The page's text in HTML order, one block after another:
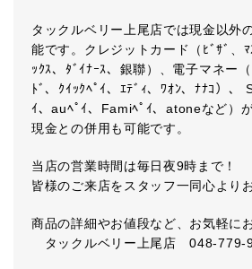
タックルベリー上尾店では現金以外
能です。クレジットカード（ﾋﾞｻﾞ、
ｯｸｽ、ﾀﾞｲﾅｰｽ、銀聯）、電子マネー
ﾄﾞ、ｸｲｯｸﾍﾟｲ、ｴﾃﾞｨ、ﾜｵﾝ、ﾅﾅｺ）、
ｲ、auﾍﾟｲ、Famiﾍﾟｲ、atoneなど）
現金との併用も可能です。
当店の営業時間は毎日夜9時まで！
皆様のご来店をスタッフ一同心より
商品の詳細やお値段など、お気軽に
タックルベリー上尾店 048-779-